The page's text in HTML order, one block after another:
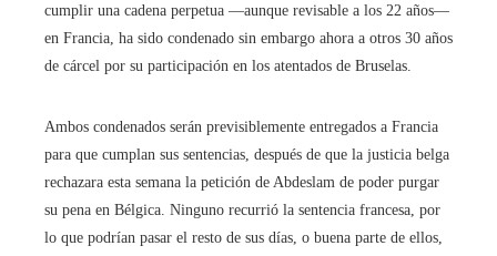
cumplir una cadena perpetua —aunque revisable a los 22 años—
en Francia, ha sido condenado sin embargo ahora a otros 30 años
de cárcel por su participación en los atentados de Bruselas.
Ambos condenados serán previsiblemente entregados a Francia
para que cumplan sus sentencias, después de que la justicia belga
rechazara esta semana la petición de Abdeslam de poder purgar
su pena en Bélgica. Ninguno recurrió la sentencia francesa, por
lo que podrían pasar el resto de sus días, o buena parte de ellos,